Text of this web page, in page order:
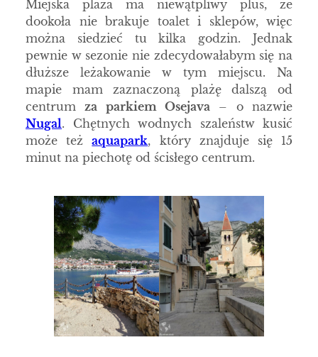
Miejska plaża ma niewątpliwy plus, że
dookoła nie brakuje toalet i sklepów, więc
można siedzieć tu kilka godzin. Jednak
pewnie w sezonie nie zdecydowałabym się na
dłuższe leżakowanie w tym miejscu. Na
mapie mam zaznaczoną plażę dalszą od
centrumza parkiem Osejava – o nazwie
Nugal. Chętnych wodnych szaleństw kusić
może teżaquapark, który znajduje się 15
minut na piechotę od ścisłego centrum.